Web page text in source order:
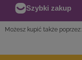
Możesz kupić także poprzez: